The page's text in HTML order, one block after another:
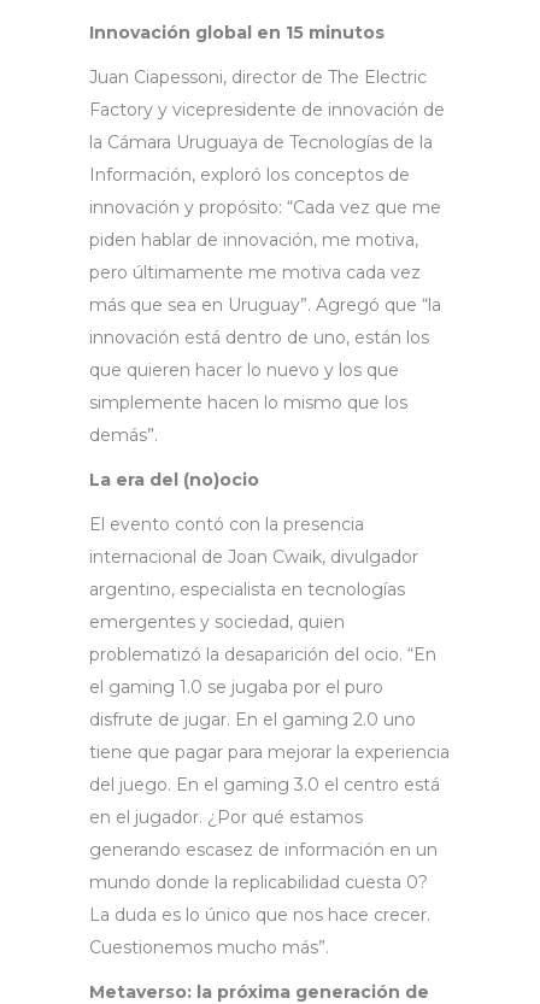
Innovación global en 15 minutos
Juan Ciapessoni, director de The Electric
Factory y vicepresidente de innovación de
la Cámara Uruguaya de Tecnologías de la
Información, exploró los conceptos de
innovación y propósito: “Cada vez que me
piden hablar de innovación, me motiva,
pero últimamente me motiva cada vez
más que sea en Uruguay”. Agregó que “la
innovación está dentro de uno, están los
que quieren hacer lo nuevo y los que
simplemente hacen lo mismo que los
demás”.
La era del (no)ocio
El evento contó con la presencia
internacional de Joan Cwaik, divulgador
argentino, especialista en tecnologías
emergentes y sociedad, quien
problematizó la desaparición del ocio. “En
el gaming 1.0 se jugaba por el puro
disfrute de jugar. En el gaming 2.0 uno
tiene que pagar para mejorar la experiencia
del juego. En el gaming 3.0 el centro está
en el jugador. ¿Por qué estamos
generando escasez de información en un
mundo donde la replicabilidad cuesta 0?
La duda es lo único que nos hace crecer.
Cuestionemos mucho más”.
Metaverso: la próxima generación de